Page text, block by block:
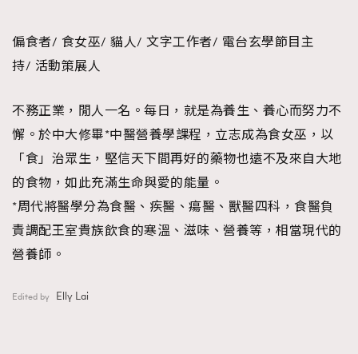
偏食者/ 食女巫/ 貓人/ 文字工作者/ 電台玄學節目主
持/ 活動策展人
不務正業，閒人一名。每日，就是為養生、養心而努力不
懈。於中大修畢*中醫營養學課程，立志成為食女巫，以
「食」治眾生，堅信天下間再好的藥物也遠不及來自大地
的食物，如此充滿生命與愛的能量。
*周代將醫學分為食醫、疾醫、瘍醫、獸醫四科，食醫負
責調配王室貴族飲食的寒溫、滋味、營養等，相當現代的
營養師。
Edited by Elly Lai